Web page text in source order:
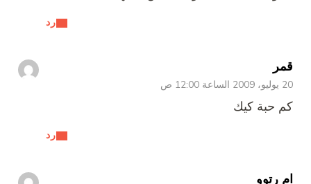
رد
قمر
20 يوليو، 2009 الساعة 12:00 ص
رد
كم حبة كيك
ام رتوو